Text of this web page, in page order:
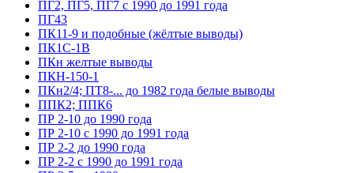
ПГ2, ПГ5, ПГ7 с 1990 до 1991 года
ПГ43
ПК11-9 и подобные (жёлтые выводы)
ПК1С-1В
ПКн желтые выводы
ПКН-150-1
ПКн2/4; ПТ8-... до 1982 года белые выводы
ППК2; ППК6
ПР 2-10 до 1990 года
ПР 2-10 с 1990 до 1991 года
ПР 2-2 до 1990 года
ПР 2-2 с 1990 до 1991 года